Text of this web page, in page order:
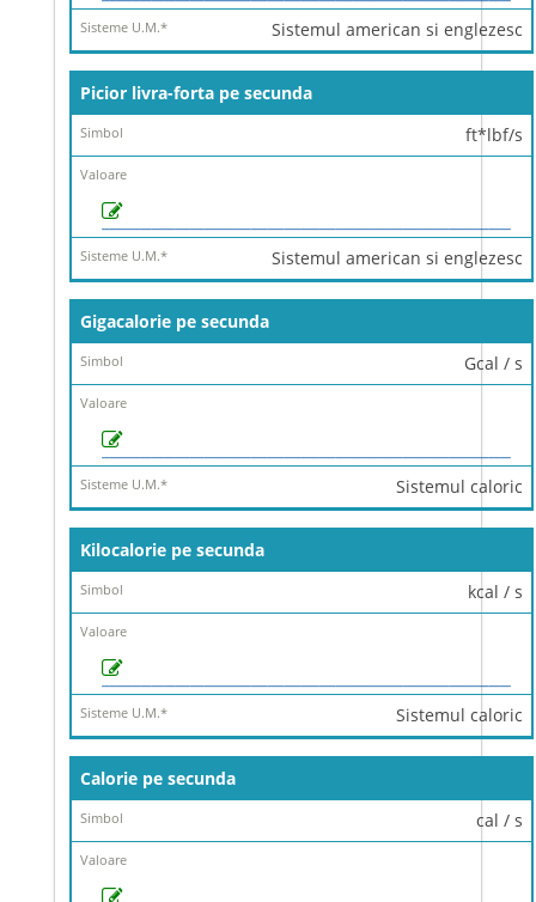
Sistemul american si englezesc
Picior livra-forta pe secunda
ft*lbf/s
Sistemul american si englezesc
Gigacalorie pe secunda
Gcal / s
Sistemul caloric
Kilocalorie pe secunda
kcal / s
Sistemul caloric
Calorie pe secunda
cal / s